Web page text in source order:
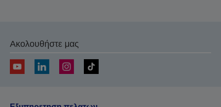
Ακολουθήστε μας